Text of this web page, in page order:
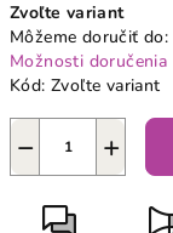
cena:
Zvoľte variant
Môžeme doručiť do:
Možnosti doručenia
Kód: Zvoľte variant
+
−